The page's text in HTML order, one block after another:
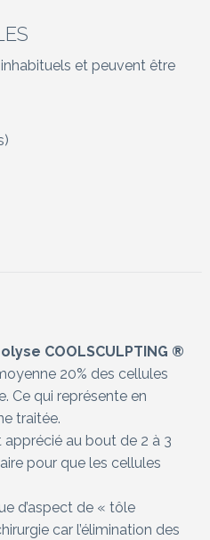
et peuvent être
COOLSCULPTING ®
20% des cellules
Ce qui représente en
traitée.
apprécié au bout de 2 à 3
pour que les cellules
d’aspect de « tôle
car l’élimination des